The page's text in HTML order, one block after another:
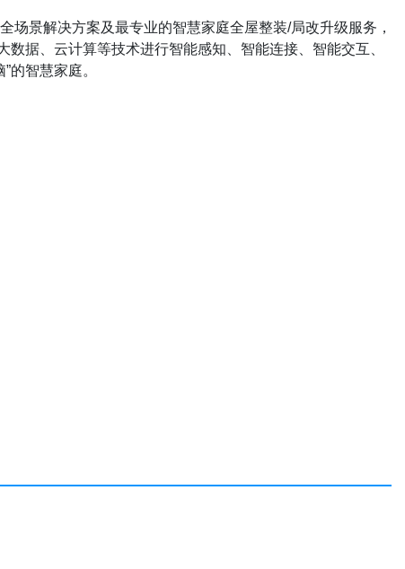
场景解决方案及最专业的智慧家庭全屋整装/局改升级服务，
据、云计算等技术进行智能感知、智能连接、智能交互、
的智慧家庭。